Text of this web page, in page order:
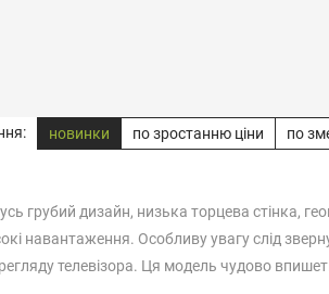
новинки по зростанню ціни по
грубий дизайн, низька торцева стінка,
навантаження. Особливу увагу слід
телевізора. Ця модель чудово